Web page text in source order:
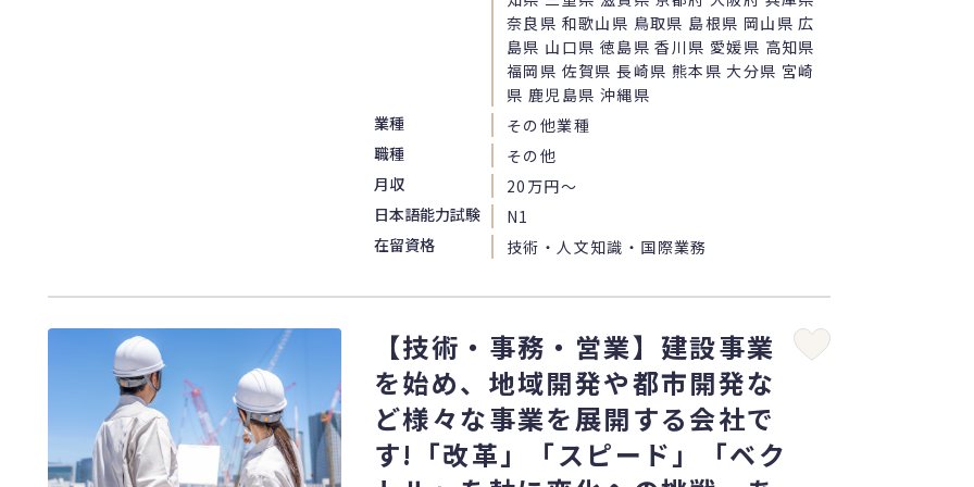
奈良県 和歌山県 鳥取県 島根県 岡山県 広
島県 山口県 徳島県 香川県 愛媛県 高知県
福岡県 佐賀県 長崎県 熊本県 大分県 宮崎
県 鹿児島県 沖縄県
業種
その他業種
職種
その他
月収
20万円〜
日本語能力試験
N1
在留資格
技術・人文知識・国際業務
【技術・事務・営業】建設事業
を始め、地域開発や都市開発な
ど様々な事業を展開する会社で
す!「改革」「スピード」「ベク